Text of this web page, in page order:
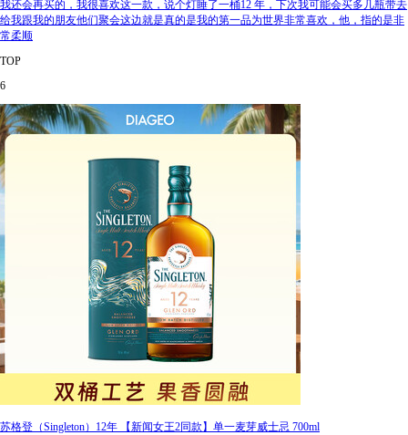
我还会再买的，我很喜欢这一款，说个灯睡了一桶12 年，下次我可能会买多几瓶带去
给我跟我的朋友他们聚会这边就是真的是我的第一品为世界非常喜欢，他，指的是非
常柔顺
TOP
6
苏格登（Singleton）12年 【新闻女王2同款】单一麦芽威士忌 700ml